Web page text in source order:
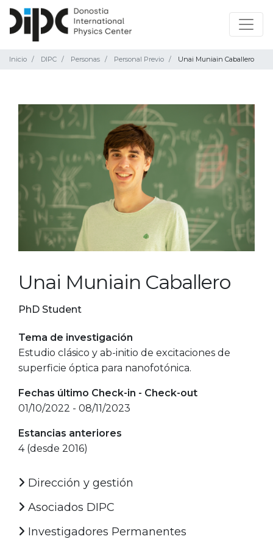
Inicio DIPC Personas Personal Previo Unai Muniain Caballero
Unai Muniain Caballero
PhD Student
Tema de investigación
Estudio clásico y ab-initio de excitaciones de
superficie óptica para nanofotónica.
Fechas último Check-in - Check-out
01/10/2022 - 08/11/2023
Estancias anteriores
4 (desde 2016)
Dirección y gestión
Asociados DIPC
Investigadores Permanentes